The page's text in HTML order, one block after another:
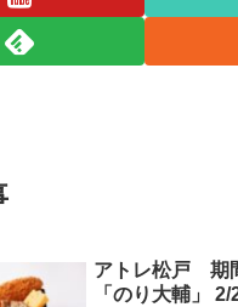
アトレ松戸 期
「のり大輔」